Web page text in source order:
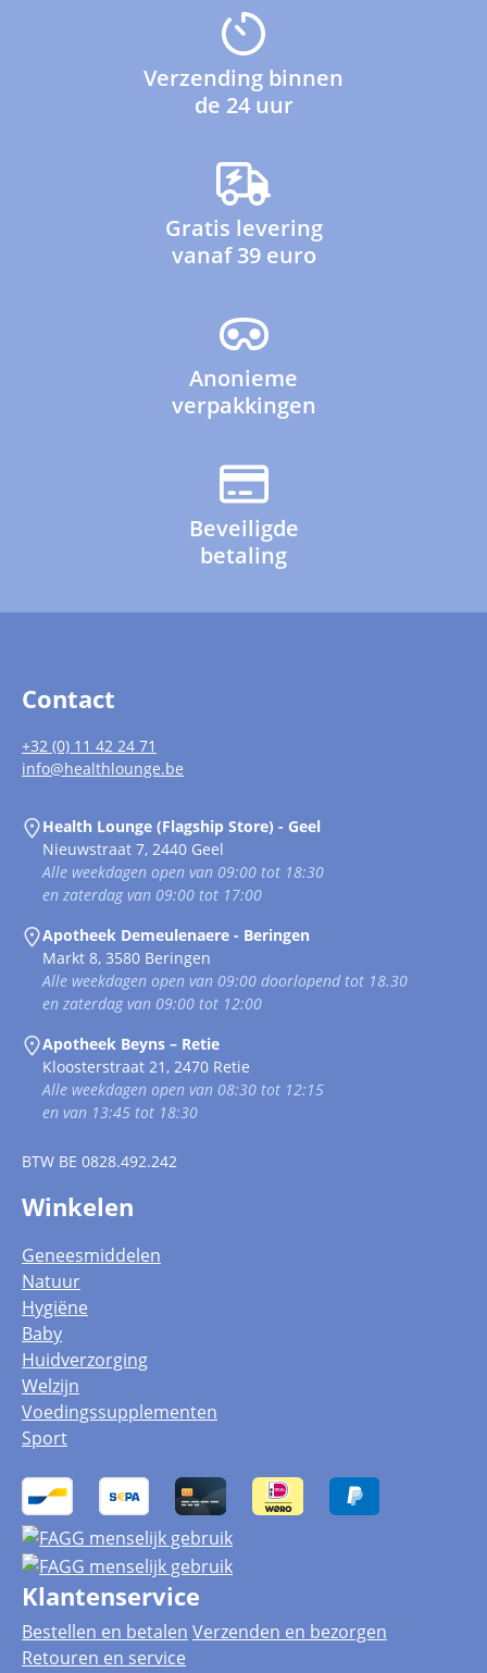
Verzending binnen
de 24 uur
Gratis levering
vanaf 39 euro
Anonieme
verpakkingen
Beveiligde
betaling
Contact
+32 (0) 11 42 24 71
info@healthlounge.be
Health Lounge (Flagship Store) - Geel
Nieuwstraat 7, 2440 Geel
Alle weekdagen open van 09:00 tot 18:30
en zaterdag van 09:00 tot 17:00
Apotheek Demeulenaere - Beringen
Markt 8, 3580 Beringen
Alle weekdagen open van 09:00 doorlopend tot 18.30
en zaterdag van 09:00 tot 12:00
Apotheek Beyns – Retie
Kloosterstraat 21, 2470 Retie
Alle weekdagen open van 08:30 tot 12:15
en van 13:45 tot 18:30
BTW BE 0828.492.242
Winkelen
Geneesmiddelen
Natuur
Hygiëne
Baby
Huidverzorging
Welzijn
Voedingssupplementen
Sport
Klantenservice
Bestellen en betalen Verzenden en bezorgen
Retouren en service